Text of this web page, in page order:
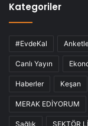
Kategoriler
#EvdeKal
Canlı Yayın
Haberler Keşan
MERAK EDİYORUM
Sağlık SEKTÖR